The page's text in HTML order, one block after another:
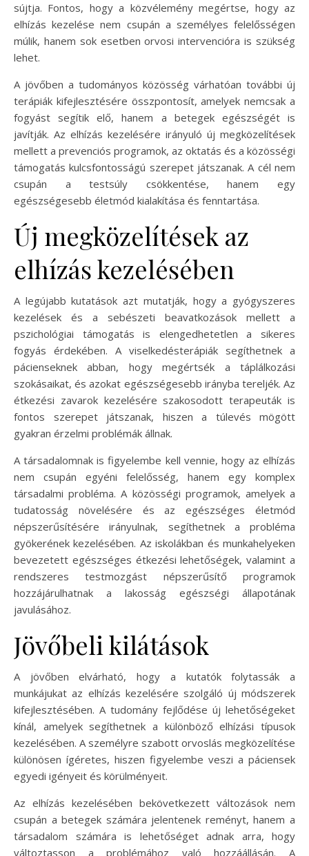
sújtja. Fontos, hogy a közvélemény megértse, hogy az
elhízás kezelése nem csupán a személyes felelősségen
múlik, hanem sok esetben orvosi intervencióra is szükség
lehet.
A jövőben a tudományos közösség várhatóan további új
terápiák kifejlesztésére összpontosít, amelyek nemcsak a
fogyást segítik elő, hanem a betegek egészségét is
javítják. Az elhízás kezelésére irányuló új megközelítések
mellett a prevenciós programok, az oktatás és a közösségi
támogatás kulcsfontosságú szerepet játszanak. A cél nem
csupán a testsúly csökkentése, hanem egy
egészségesebb életmód kialakítása és fenntartása.
Új megközelítések az
elhízás kezelésében
A legújabb kutatások azt mutatják, hogy a gyógyszeres
kezelések és a sebészeti beavatkozások mellett a
pszichológiai támogatás is elengedhetetlen a sikeres
fogyás érdekében. A viselkedésterápiák segíthetnek a
pácienseknek abban, hogy megértsék a táplálkozási
szokásaikat, és azokat egészségesebb irányba tereljék. Az
étkezési zavarok kezelésére szakosodott terapeuták is
fontos szerepet játszanak, hiszen a túlevés mögött
gyakran érzelmi problémák állnak.
A társadalomnak is figyelembe kell vennie, hogy az elhízás
nem csupán egyéni felelősség, hanem egy komplex
társadalmi probléma. A közösségi programok, amelyek a
tudatosság növelésére és az egészséges életmód
népszerűsítésére irányulnak, segíthetnek a probléma
gyökerének kezelésében. Az iskolákban és munkahelyeken
bevezetett egészséges étkezési lehetőségek, valamint a
rendszeres testmozgást népszerűsítő programok
hozzájárulhatnak a lakosság egészségi állapotának
javulásához.
Jövőbeli kilátások
A jövőben elvárható, hogy a kutatók folytassák a
munkájukat az elhízás kezelésére szolgáló új módszerek
kifejlesztésében. A tudomány fejlődése új lehetőségeket
kínál, amelyek segíthetnek a különböző elhízási típusok
kezelésében. A személyre szabott orvoslás megközelítése
különösen ígéretes, hiszen figyelembe veszi a páciensek
egyedi igényeit és körülményeit.
Az elhízás kezelésében bekövetkezett változások nem
csupán a betegek számára jelentenek reményt, hanem a
társadalom számára is lehetőséget adnak arra, hogy
változtasson a problémához való hozzáállásán. A